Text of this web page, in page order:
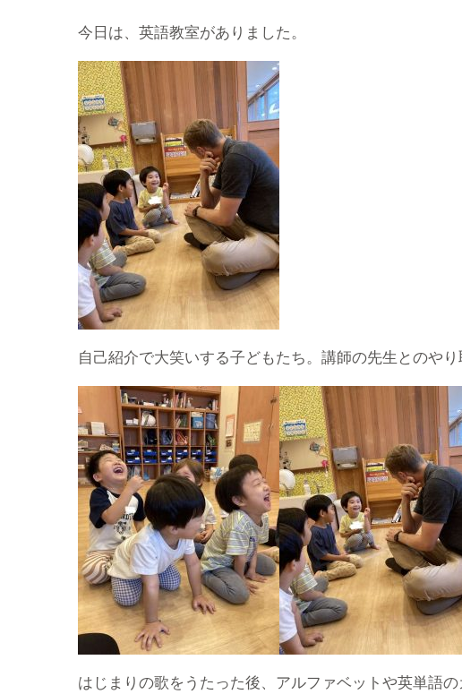
今日は、英語教室がありました。
自己紹介で大笑いする子どもたち。講師の先生とのやり
はじまりの歌をうたった後、アルファベットや英単語の